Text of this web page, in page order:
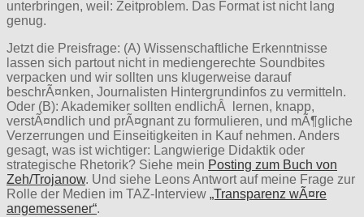
unterbringen, weil: Zeitproblem. Das Format ist nicht lang
genug.
Jetzt die Preisfrage: (A) Wissenschaftliche Erkenntnisse
lassen sich partout nicht in mediengerechte Soundbites
verpacken und wir sollten uns klugerweise darauf
beschrÃ¤nken, Journalisten Hintergrundinfos zu vermitteln.
Oder (B): Akademiker sollten endlichÂ lernen, knapp,
verstÃ¤ndlich und prÃ¤gnant zu formulieren, und mÃ¶gliche
Verzerrungen und Einseitigkeiten in Kauf nehmen. Anders
gesagt, was ist wichtiger: Langwierige Didaktik oder
strategische Rhetorik? Siehe mein Posting zum Buch von
Zeh/Trojanow. Und siehe Leons Antwort auf meine Frage zur
Rolle der Medien im TAZ-Interview „Transparenz wÃ¤re
angemessener“.